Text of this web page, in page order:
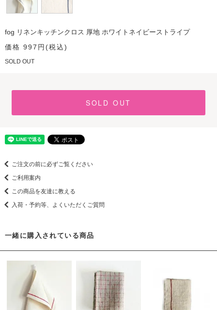
fog リネンキッチンクロス 厚地 ホワイトネイビーストライプ
価格 997円(税込)
SOLD OUT
SOLD OUT
ご注文の前に必ずご覧ください
ご利用案内
この商品を友達に教える
入荷・予約等、よくいただくご質問
一緒に購入されている商品